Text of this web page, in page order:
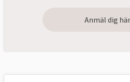
Anmäl dig